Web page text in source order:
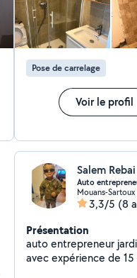
Pose de carrelage
Voir le profil
Auto
3,3/5 (8
Présentation
auto entrepreneur jardin et travaux de maçonnerie
avec expérience de 15